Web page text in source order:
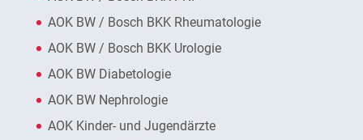
AOK BW / Bosch BKK Rheumatologie
AOK BW / Bosch BKK Urologie
AOK BW Diabetologie
AOK BW Nephrologie
AOK Kinder- und Jugendärzte